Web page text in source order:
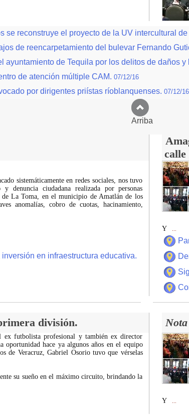
se reconstruye el proyecto de la UV intercultural de
de reencarpetamiento del bulevar Fernando
ayuntamiento de Tequila por los delitos de daños y
de atención múltiple CAM. 07/12/16
por dirigentes priístas ríoblanquenses. 07/12/16
Arriba
calle
sistemáticamente en redes sociales, nos tuvo
denuncia ciudadana realizada por personas
La Toma, en el municipio de Amatlán de los
anomalías, cobro de cuotas, hacinamiento,
en infraestructura educativa.
Y
división.
ex futbolista profesional y también ex director
hace ya algunos años en el equipo
de Veracruz, Gabriel Osorio tuvo que vérselas
su sueño en el máximo circuito, brindando la
Y